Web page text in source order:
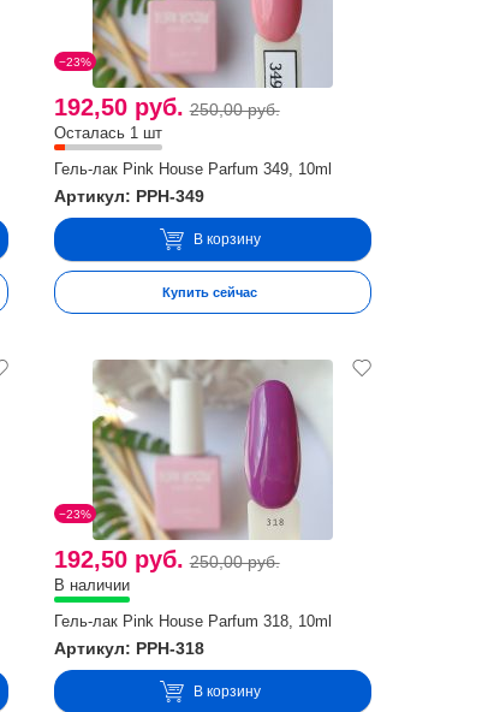
−23%
192,50 руб. 250,00 руб.
Осталась 1 шт
Гель-лак Pink House Parfum 349, 10ml
Артикул: PPH-349
В корзину
Купить сейчас
−23%
192,50 руб. 250,00 руб.
В наличии
Гель-лак Pink House Parfum 318, 10ml
Артикул: PPH-318
В корзину